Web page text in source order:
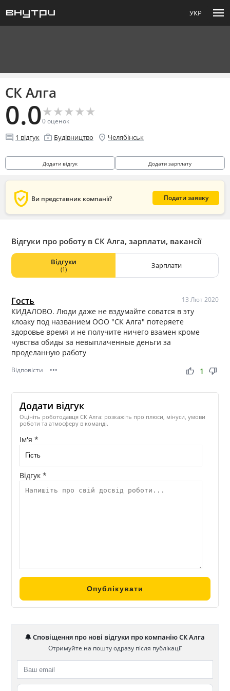
УКР menu
СК Алга
0.0★
★★
★★
★★
★★
★
0оценок
comment 1 відгук enterprise Будівництво location_on Челябінськ
Додати відгук Додати зарплату
verified_user Ви представник компанії? Подати заявку
Відгуки про роботу в СК Алга, зарплати, вакансії
Відгуки
(1) Зарплати
Гость 13 Лют 2020
КИДАЛОВО. Люди даже не вздумайте соватся в эту
клоаку под названием ООО "СК Алга" потеряете
здоровье время и не получите ничего взамен кроме
чувства обиды за невыплаченные деньги за
проделанную работу
Відповісти ••• thumb_up thumb_down
1
Додати відгук
Оцініть роботодавця СК Алга: розкажіть про плюси, мінуси, умови
роботи та атмосферу в команді.
Ім'я *
Відгук *
🔔 Сповіщення про нові відгуки про компанію СК Алга
Отримуйте на пошту одразу після публікації